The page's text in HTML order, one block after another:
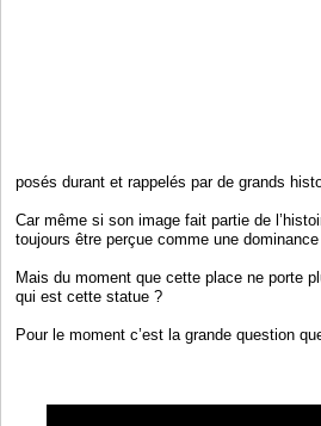
posés durant et rappelés par de grands
Car même si son image fait partie de
toujours être perçue comme une
Mais du moment que cette place ne porte
qui est cette statue ?
Pour le moment c’est la grande question